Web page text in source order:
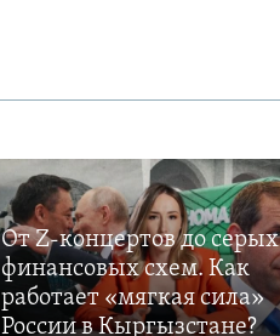
От Z-концертов до серых
финансовых схем. Как
работает «мягкая сила»
России в Кыргызстане?